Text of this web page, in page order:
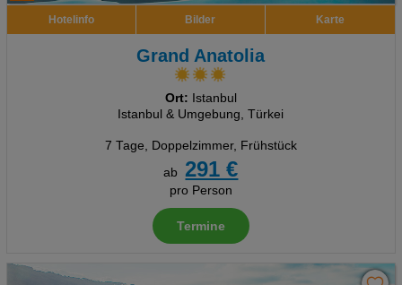
Hotelinfo Bilder Karte
Grand Anatolia
Ort: Istanbul
Istanbul & Umgebung, Türkei
7 Tage, Doppelzimmer, Frühstück
ab
291 €
pro Person
Termine